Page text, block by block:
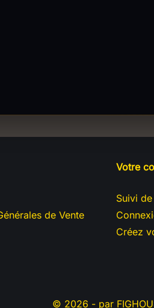
de Vente
Votre
Suivi
Créez
© 2026 - par